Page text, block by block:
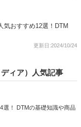
気おすすめ12選！DTM
更新日:2024/10/24
ィア）人気記事
選！ DTMの基礎知識や商品